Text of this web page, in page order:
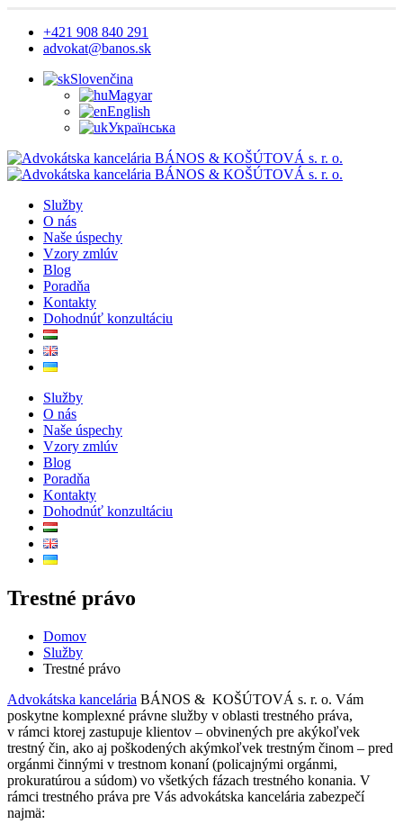
+421 908 840 291
advokat@banos.sk
Slovenčina
Magyar
English
Українська
Služby
O nás
Naše úspechy
Vzory zmlúv
Blog
Poradňa
Kontakty
Dohodnúť konzultáciu
Služby
O nás
Naše úspechy
Vzory zmlúv
Blog
Poradňa
Kontakty
Dohodnúť konzultáciu
Trestné právo
Domov
Služby
Trestné právo
Advokátska kancelária BÁNOS & KOŠÚTOVÁ s. r. o. Vám
poskytne komplexné právne služby v oblasti trestného práva,
v rámci ktorej zastupuje klientov – obvinených pre akýkoľvek
trestný čin, ako aj poškodených akýmkoľvek trestným činom – pred
orgánmi činnými v trestnom konaní (policajnými orgánmi,
prokuratúrou a súdom) vo všetkých fázach trestného konania. V
rámci trestného práva pre Vás advokátska kancelária zabezpečí
najmä: